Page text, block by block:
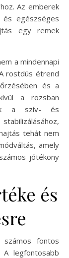
Az emberek
egészséges
egy remek
a mindennapi
rostdús étrend
és a
a rozsban
a szív- és
tehát nem
amely
jótékony
és
fontos
legfontosabb